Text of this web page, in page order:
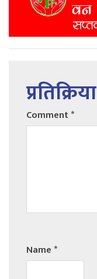
प्रतिक्रिया
Comment*
Name*